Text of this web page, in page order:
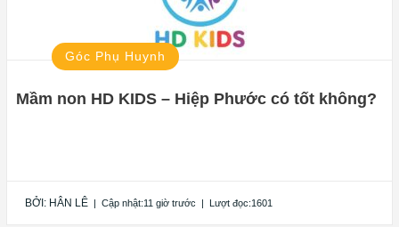
Góc Phụ Huynh
Mầm non HD KIDS – Hiệp Phước có tốt không?
BỞI: HÂN LÊ | Cập nhật:11 giờ trước | Lượt đọc:1601